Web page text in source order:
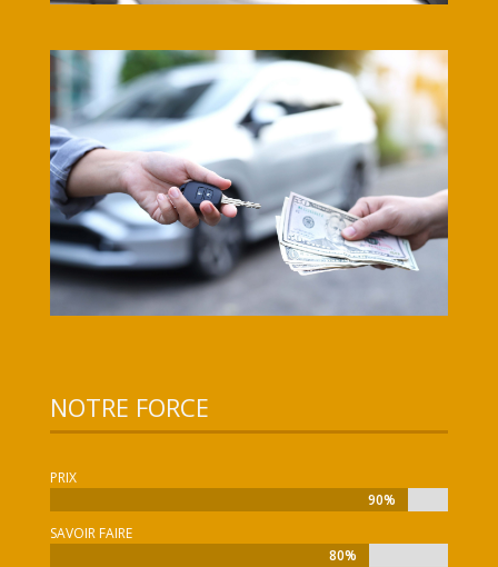
NOTRE FORCE
PRIX
90%
90%
SAVOIR FAIRE
80%
80%